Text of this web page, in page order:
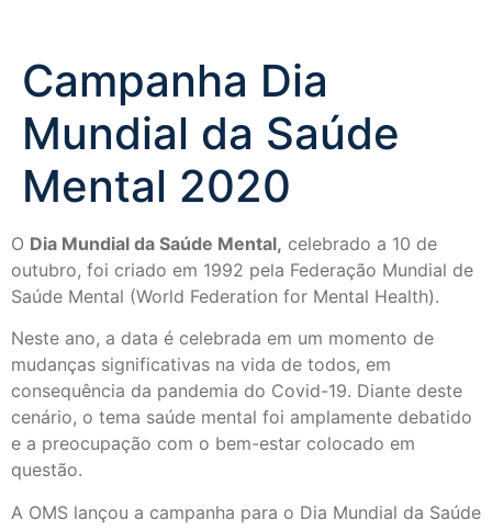
Campanha Dia
Mundial da Saúde
Mental 2020
O Dia Mundial da Saúde Mental, celebrado a 10 de
outubro, foi criado em 1992 pela Federação Mundial de
Saúde Mental (World Federation for Mental Health).
Neste ano, a data é celebrada em um momento de
mudanças significativas na vida de todos, em
consequência da pandemia do Covid-19. Diante deste
cenário, o tema saúde mental foi amplamente debatido
e a preocupação com o bem-estar colocado em
questão.
A OMS lançou a campanha para o Dia Mundial da Saúde